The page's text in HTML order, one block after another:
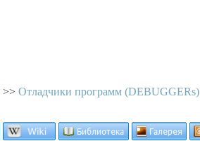
>> Отладчики программ (DEBUGGERs)